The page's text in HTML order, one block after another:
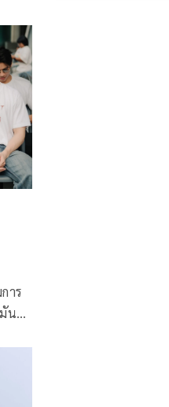
ใหญ่
าคม
าร
นดิ’
ยด
าทิ